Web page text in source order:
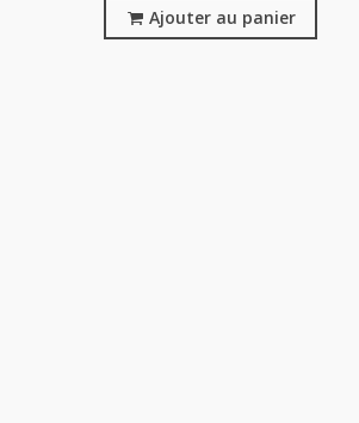
Ajouter au panier